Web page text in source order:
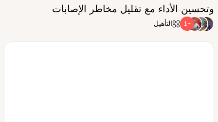
وتحسين الأداء مع تقليل مخاطر الإصابات
+1 التأهيل